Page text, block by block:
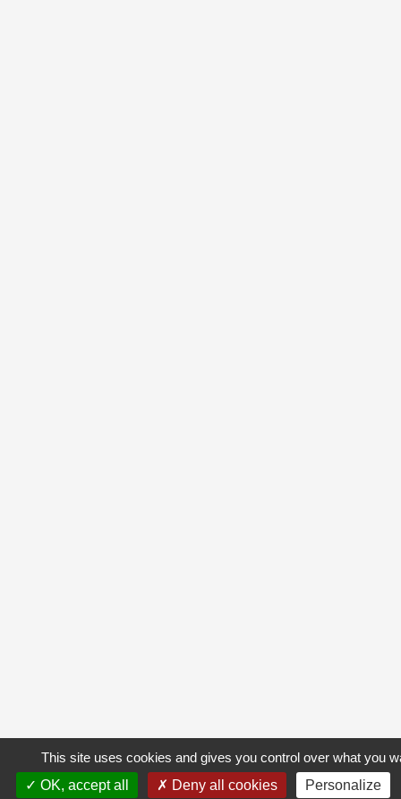
This site uses cookies and gives you control over what you
OK, accept all
Deny all cookies Personalize